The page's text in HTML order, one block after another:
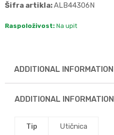
Šifra artikla:ALB44306N
Raspoloživost: Na upit
ADDITIONAL INFORMATION
ADDITIONAL INFORMATION
Tip Utičnica